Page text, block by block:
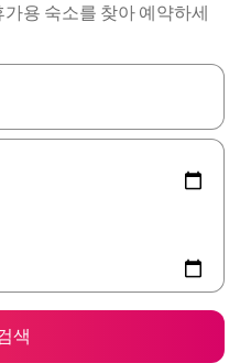
용 숙소를 찾아 예약하세
를 사용하거나 터치 또는 스와이
색